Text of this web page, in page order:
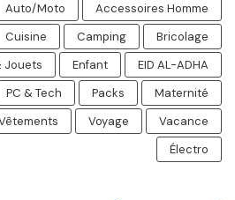
Accessoires Homme
Auto/Moto
Bricolage
Camping
Cuisine
EID AL-ADHA
Enfant
Jouets
Maternité
Packs
PC & Tech
Vacance
Voyage
Électro